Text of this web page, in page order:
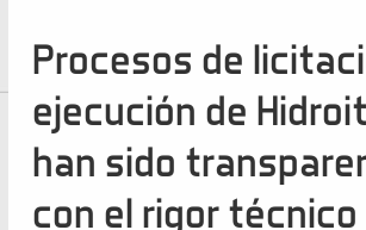
Procesos de
ejecución de
han sido
con el rigor técnico